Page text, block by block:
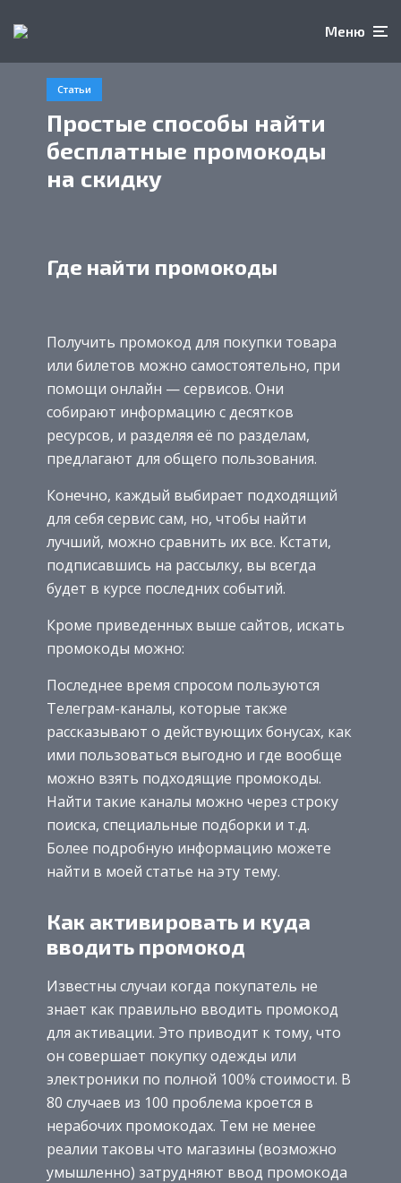
Меню
Статьи
Простые способы найти
бесплатные промокоды
на скидку
Где найти промокоды
Получить промокод для покупки товара
или билетов можно самостоятельно, при
помощи онлайн — сервисов. Они
собирают информацию с десятков
ресурсов, и разделяя её по разделам,
предлагают для общего пользования.
Конечно, каждый выбирает подходящий
для себя сервис сам, но, чтобы найти
лучший, можно сравнить их все. Кстати,
подписавшись на рассылку, вы всегда
будет в курсе последних событий.
Кроме приведенных выше сайтов, искать
промокоды можно:
Последнее время спросом пользуются
Телеграм-каналы, которые также
рассказывают о действующих бонусах, как
ими пользоваться выгодно и где вообще
можно взять подходящие промокоды.
Найти такие каналы можно через строку
поиска, специальные подборки и т.д.
Более подробную информацию можете
найти в моей статье на эту тему.
Как активировать и куда
вводить промокод
Известны случаи когда покупатель не
знает как правильно вводить промокод
для активации. Это приводит к тому, что
он совершает покупку одежды или
электроники по полной 100% стоимости. В
80 случаев из 100 проблема кроется в
нерабочих промокодах. Тем не менее
реалии таковы что магазины (возможно
умышленно) затрудняют ввод промокода